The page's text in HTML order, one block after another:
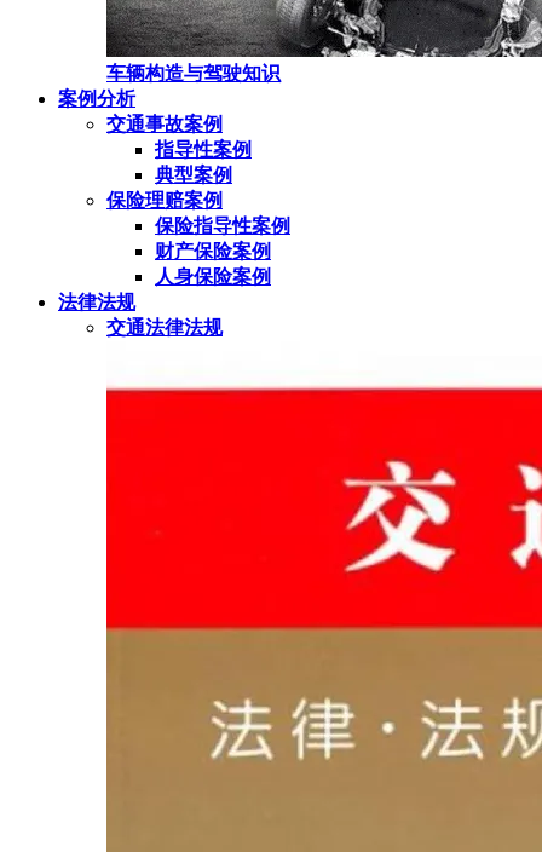
车辆构造与驾驶知识
案例分析
交通事故案例
指导性案例
典型案例
保险理赔案例
保险指导性案例
财产保险案例
人身保险案例
法律法规
交通法律法规